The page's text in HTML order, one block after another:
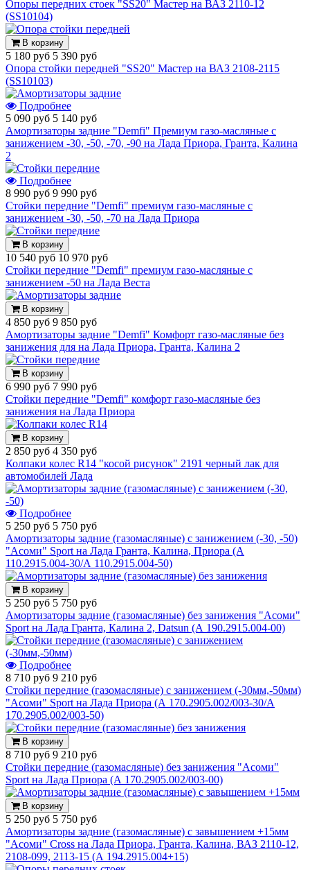
Опоры передних стоек "SS20" Мастер на ВАЗ 2110-12
(SS10104)
В корзину
5 180 руб 5 390 руб
Опора стойки передней "SS20" Мастер на ВАЗ 2108-2115
(SS10103)
Подробнее
5 090 руб 5 140 руб
Амортизаторы задние "Demfi" Премиум газо-масляные с
занижением -30, -50, -70, -90 на Лада Приора, Гранта, Калина
2
Подробнее
8 990 руб 9 990 руб
Стойки передние "Demfi" премиум газо-масляные с
занижением -30, -50, -70 на Лада Приора
В корзину
10 540 руб 10 970 руб
Стойки передние "Demfi" премиум газо-масляные с
занижением -50 на Лада Веста
В корзину
4 850 руб 9 850 руб
Амортизаторы задние "Demfi" Комфорт газо-масляные без
занижения для на Лада Приора, Гранта, Калина 2
В корзину
6 990 руб 7 990 руб
Стойки передние "Demfi" комфорт газо-масляные без
занижения на Лада Приора
В корзину
2 850 руб 4 350 руб
Колпаки колес R14 "косой рисунок" 2191 черный лак для
автомобилей Лада
Подробнее
5 250 руб 5 750 руб
Амортизаторы задние (газомасляные) с занижением (-30, -50)
"Асоми" Sport на Лада Гранта, Калина, Приора (А
110.2915.004-30/А 110.2915.004-50)
В корзину
5 250 руб 5 750 руб
Амортизаторы задние (газомасляные) без занижения "Асоми"
Sport на Лада Гранта, Калина 2, Datsun (А 190.2915.004-00)
Подробнее
8 710 руб 9 210 руб
Стойки передние (газомасляные) с занижением (-30мм,-50мм)
"Асоми" Sport на Лада Приора (А 170.2905.002/003-30/А
170.2905.002/003-50)
В корзину
8 710 руб 9 210 руб
Стойки передние (газомасляные) без занижения "Асоми"
Sport на Лада Приора (А 170.2905.002/003-00)
В корзину
5 250 руб 5 750 руб
Амортизаторы задние (газомасляные) с завышением +15мм
"Асоми" Cross на Лада Приора, Гранта, Калина, ВАЗ 2110-12,
2108-099, 2113-15 (А 194.2915.004+15)